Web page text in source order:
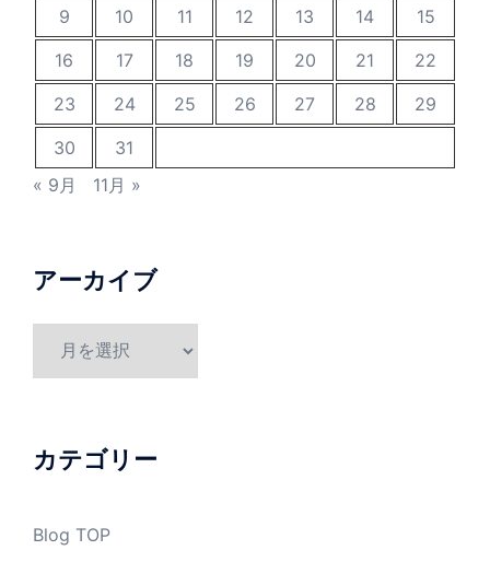
9
10 11 12 13 14
15
16
17 18 19 20 21
22
23
24 25 26 27 28
29
30
31
« 9月
11月 »
アーカイブ
ブ
カテゴリー
Blog TOP